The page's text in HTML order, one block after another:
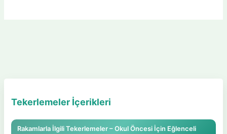
Tekerlemeler İçerikleri
Rakamlarla İlgili Tekerlemeler – Okul Öncesi İçin Eğlenceli